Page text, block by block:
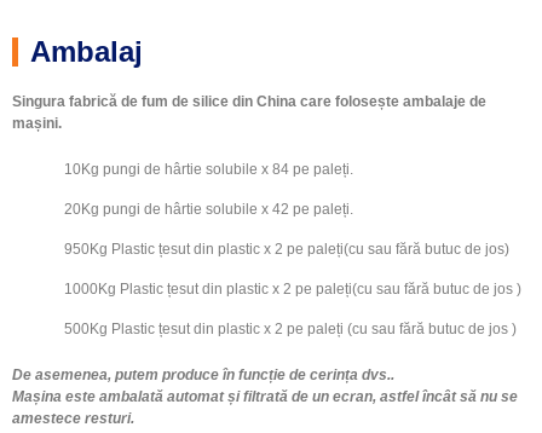
Ambalaj
Singura fabrică de fum de silice din China care folosește ambalaje de
mașini.
10Kg pungi de hârtie solubile x 84 pe paleți.
20Kg pungi de hârtie solubile x 42 pe paleți.
950Kg Plastic țesut din plastic x 2 pe paleți(cu sau fără butuc de jos)
1000Kg Plastic țesut din plastic x 2 pe paleți(cu sau fără butuc de jos )
500Kg Plastic țesut din plastic x 2 pe paleți (cu sau fără butuc de jos )
De asemenea, putem produce în funcție de cerința dvs..
Mașina este ambalată automat și filtrată de un ecran, astfel încât să nu se
amestece resturi.